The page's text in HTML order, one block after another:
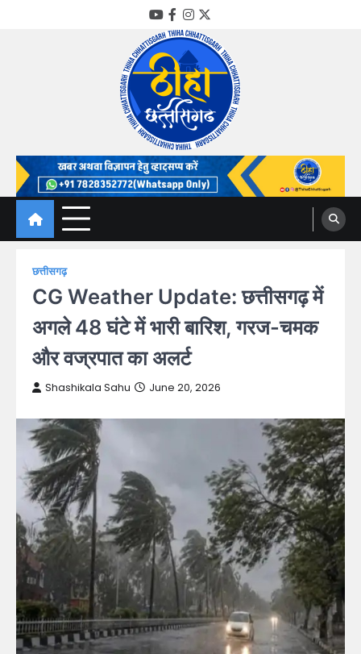
YouTube
Facebook
Instagram
Twitter
Thiha Chhattisgarh
गोठ जन-जन के
छत्तीसगढ़
CG Weather Update: छत्तीसगढ़ में
अगले 48 घंटे में भारी बारिश, गरज-चमक
और वज्रपात का अलर्ट
Shashikala Sahu June 20, 2026